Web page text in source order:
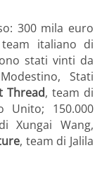
300 mila euro
italiano di
stati vinti da
Stati
Thread, team di
Unito; 150.000
Xungai Wang,
, team di Jalila